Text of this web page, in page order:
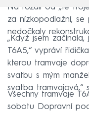
Na rozdíl od „té
za nízkopodlažní, se
nedočkaly
„Když jsem
T6A5,“ vypráví
kterou tramvaje
svatbu s mým
svatba tramvajová,“
Všechny tramvaje
sobotu Dopravní